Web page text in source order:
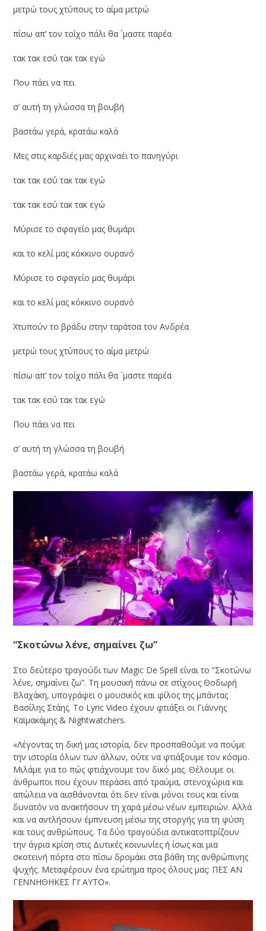
μετρώ τους χτύπους το αίμα μετρώ
πίσω απ’ τον τοίχο πάλι θα `μαστε παρέα
τακ τακ εσύ τακ τακ εγώ
Που πάει να πει
σ’ αυτή τη γλώσσα τη βουβή
βαστάω γερά, κρατάω καλά
Μες στις καρδιές μας αρχιναέι το πανηγύρι
τακ τακ εσύ τακ τακ εγώ
τακ τακ εσύ τακ τακ εγώ
Μύρισε το σφαγείο μας θυμάρι
και το κελί μας κόκκινο ουρανό
Μύρισε το σφαγείο μας θυμάρι
και το κελί μας κόκκινο ουρανό
Χτυπούν το βράδυ στην ταράτσα τον Ανδρέα
μετρώ τους χτύπους το αίμα μετρώ
πίσω απ’ τον τοίχο πάλι θα `μαστε παρέα
τακ τακ εσύ τακ τακ εγώ
Που πάει να πει
σ’ αυτή τη γλώσσα τη βουβή
βαστάω γερά, κρατάω καλά
“Σκοτώνω λένε, σημαίνει ζω”
Στο δεύτερο τραγούδι των Magic De Spell είναι το “Σκοτώνω
λένε, σημαίνει ζω”. Τη μουσική πάνω σε στίχους Θοδωρή
Βλαχάκη, υπογράφει ο μουσικός και φίλος της μπάντας
Βασίλης Στάης. Το Lyric Video έχουν φτιάξει οι Γιάννης
Καϊμακάμης & Nightwatchers.
«Λέγοντας τη δική μας ιστορία, δεν προσπαθούμε να πούμε
την ιστορία όλων των άλλων, ούτε να φτιάξουμε τον κόσμο.
Μιλάμε για το πώς φτιάχνουμε τον δικό μας. Θέλουμε οι
άνθρωποι που έχουν περάσει από τραύμα, στενοχώρια και
απώλεια να αισθάνονται ότι δεν είναι μόνοι τους και είναι
δυνατόν να ανακτήσουν τη χαρά μέσω νέων εμπειριών. Αλλά
και να αντλήσουν έμπνευση μέσω της στοργής για τη φύση
και τους ανθρώπους. Τα δύο τραγούδια αντικατοπτρίζουν
την άγρια κρίση στις Δυτικές κοινωνίες ή ίσως και μια
σκοτεινή πόρτα στο πίσω δρομάκι στα βάθη της ανθρώπινης
ψυχής. Μεταφέρουν ένα ερώτημα προς όλους μας: ΠΕΣ ΑΝ
ΓΕΝΝΗΘΗΚΕΣ ΓΙ’ ΑΥΤΟ».